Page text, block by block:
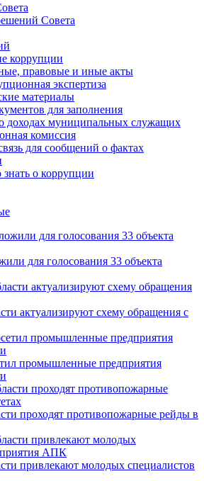
Совета
коррупции
правовые и иные акты
экспертиза
материалы
для заполнения
доходах муниципальных служащих
комиссия
для сообщений о фактах
о коррупции
для голосования 33 объекта
актуализируют схему обращения с
промышленные предприятия
проходят противопожарные рейды в
привлекают молодых специалистов